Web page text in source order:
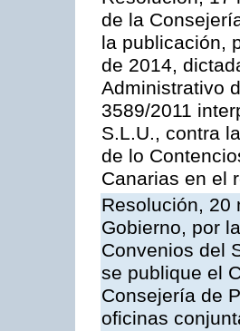
de la
la publicación,
de 2014,
Administrativo
3589/2011
S.L.U., contra
de lo
Canarias en el
Resolución, 20
Gobierno, por
Convenios del
se publique el
Consejería de
oficinas